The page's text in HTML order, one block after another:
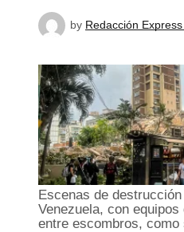
by Redacción
Escenas de
Venezuela, con
entre escombros, como